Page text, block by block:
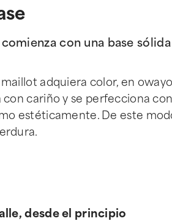
con una base sólida
adquiera color, en
con cariño y se perfecciona
estéticamente. De este
desde el principio